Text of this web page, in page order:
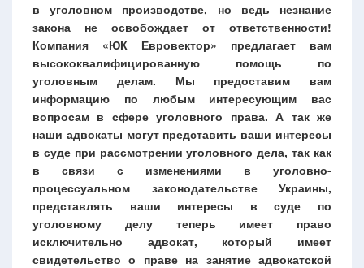
в уголовном производстве, но ведь незнание
закона не освобождает от ответственности!
Компания «ЮК Евровектор» предлагает вам
высококвалифицированную помощь по
уголовным делам. Мы предоставим вам
информацию по любым интересующим вас
вопросам в сфере уголовного права. А так же
наши адвокаты могут представить ваши интересы
в суде при рассмотрении уголовного дела, так как
в связи с изменениями в уголовно-
процессуальном законодательстве Украины,
представлять ваши интересы в суде по
уголовному делу теперь имеет право
исключительно адвокат, который имеет
свидетельство о праве на занятие адвокатской